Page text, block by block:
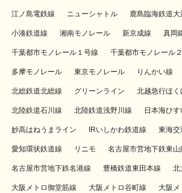
江ノ島電鉄線 ニューシャトル 鹿島臨海鉄道大
小湊鉄道線 湘南モノレール 新京成線 真岡
千葉都市モノレール１号線 千葉都市モノレール
多摩モノレール 東京モノレール りんかい線
北総鉄道北総線 グリーンライン 北越急行ほく
北陸鉄道石川線 北陸鉄道浅野川線 日本海ひ
妙高はねうまライン IRいしかわ鉄道線 東海交
愛知環状鉄道線 リニモ 名古屋市営地下鉄東山
名古屋市営地下鉄名港線 豊橋鉄道東田本線 北
大阪メトロ御堂筋線 大阪メトロ谷町線 大阪